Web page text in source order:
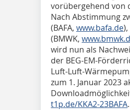
vorübergehend von
Nach Abstimmung
(BAFA, www.bafa.de
(BMWK,
wird nun als
der BEG-EM-
Luft-Luft-
zum 1. Januar 2023
t1p.de/KKA2-23BAFA.